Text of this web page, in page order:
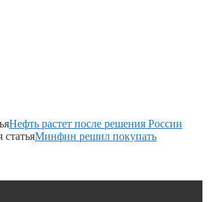
Нефть растет после решения России
Минфин решил покупать